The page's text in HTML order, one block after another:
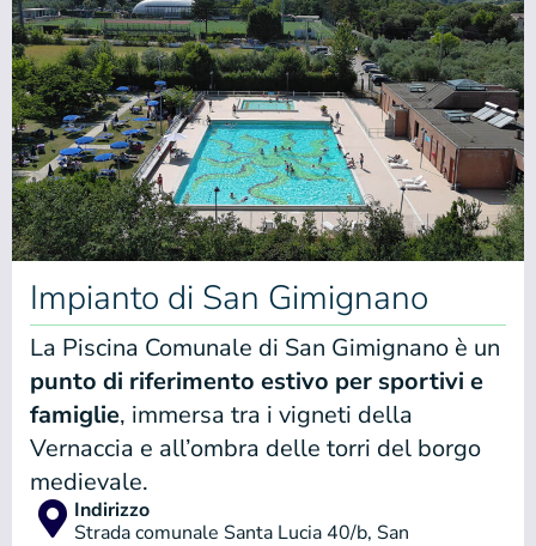
Impianto di San Gimignano
La Piscina Comunale di San Gimignano è un
punto di riferimento estivo per sportivi e
famiglie, immersa tra i vigneti della
Vernaccia e all’ombra delle torri del borgo
medievale.
Indirizzo
Strada comunale Santa Lucia 40/b, San